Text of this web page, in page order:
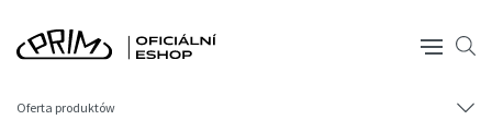
Oferta produktów